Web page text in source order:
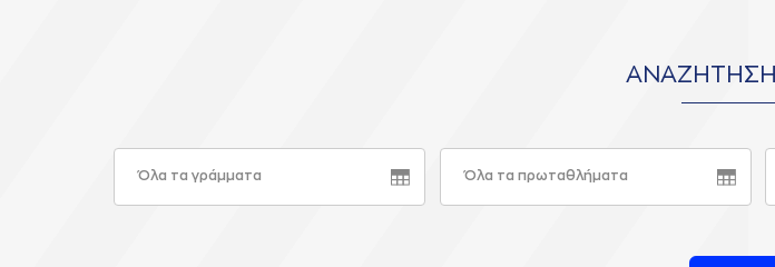
ΑΝΑΖΗΤΗΣΗ
Όλα τα γράμματα Όλα τα πρωταθλήματα